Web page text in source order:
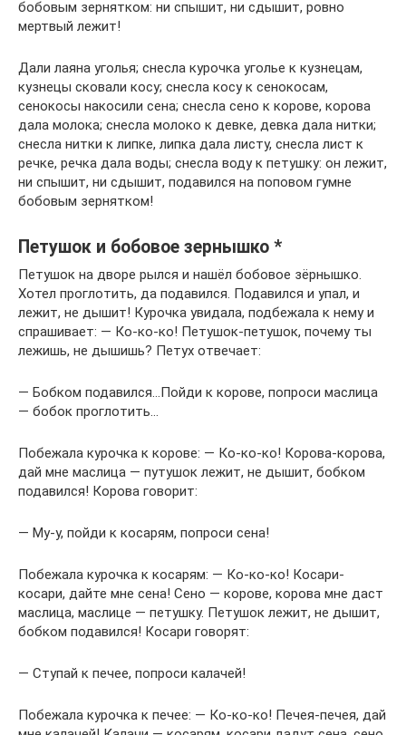
бобовым зернятком: ни спышит, ни сдышит, ровно
мертвый лежит!
Дали лаяна уголья; снесла курочка уголье к кузнецам,
кузнецы сковали косу; снесла косу к сенокосам,
сенокосы накосили сена; снесла сено к корове, корова
дала молока; снесла молоко к девке, девка дала нитки;
снесла нитки к липке, липка дала листу, снесла лист к
речке, речка дала воды; снесла воду к петушку: он лежит,
ни спышит, ни сдышит, подавился на поповом гумне
бобовым зернятком!
Петушок и бобовое зернышко *
Петушок на дворе рылся и нашёл бобовое зёрнышко.
Хотел проглотить, да подавился. Подавился и упал, и
лежит, не дышит! Курочка увидала, подбежала к нему и
спрашивает: — Ко-ко-ко! Петушок-петушок, почему ты
лежишь, не дышишь? Петух отвечает:
— Бобком подавился…Пойди к корове, попроси маслица
— бобок проглотить…
Побежала курочка к корове: — Ко-ко-ко! Корова-корова,
дай мне маслица — путушок лежит, не дышит, бобком
подавился! Корова говорит:
— Му-у, пойди к косарям, попроси сена!
Побежала курочка к косарям: — Ко-ко-ко! Косари-
косари, дайте мне сена! Сено — корове, корова мне даст
маслица, маслице — петушку. Петушок лежит, не дышит,
бобком подавился! Косари говорят:
— Ступай к печее, попроси калачей!
Побежала курочка к печее: — Ко-ко-ко! Печея-печея, дай